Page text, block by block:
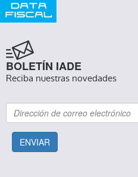
BOLETÍN IADE
Reciba nuestras novedades
ENVIAR